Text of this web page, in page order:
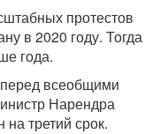
протестов
в 2020 году. Тогда
года.
перед всеобщими
Нарендра
на третий срок.